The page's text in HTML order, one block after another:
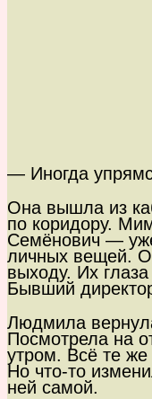
— Иногда
Она вышла из
по коридору.
Семёнович —
личных вещей.
выходу. Их глаза
Бывший
Людмила
Посмотрела на
утром. Всё те
Но что-то
ней самой.